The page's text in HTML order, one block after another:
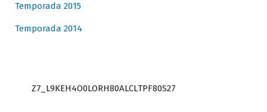
Temporada 2015
Temporada 2014
Z7_L9KEH4O0LORH80ALCLTPF80S27